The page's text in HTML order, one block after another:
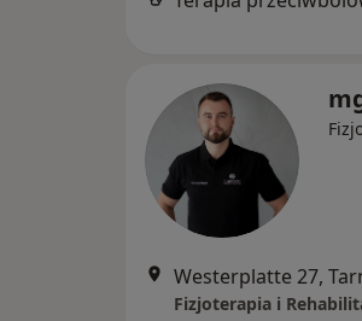
Westerplatte 27,
Fizjoterapia i